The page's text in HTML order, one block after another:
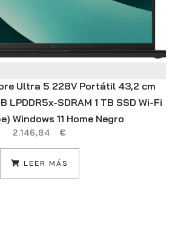
Ultra 5 228V Portátil 43,2 cm
LPDDR5x-SDRAM 1 TB SSD Wi-Fi
Windows 11 Home Negro
2.146,84 €
LEER MÁS